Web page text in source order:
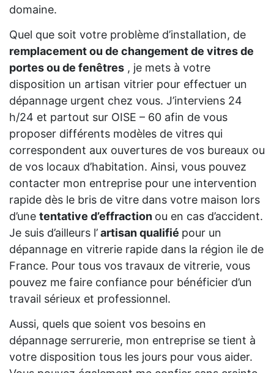
domaine.
Quel que soit votre problème d’installation, de
remplacement ou de changement de vitres de
portes ou de fenêtres , je mets à votre
disposition un artisan vitrier pour effectuer un
dépannage urgent chez vous. J’interviens 24
h/24 et partout sur OISE – 60 afin de vous
proposer différents modèles de vitres qui
correspondent aux ouvertures de vos bureaux ou
de vos locaux d’habitation. Ainsi, vous pouvez
contacter mon entreprise pour une intervention
rapide dès le bris de vitre dans votre maison lors
d’une tentative d’effraction ou en cas d’accident.
Je suis d’ailleurs l’artisan qualifié pour un
dépannage en vitrerie rapide dans la région ile de
France. Pour tous vos travaux de vitrerie, vous
pouvez me faire confiance pour bénéficier d’un
travail sérieux et professionnel.
Aussi, quels que soient vos besoins en
dépannage serrurerie, mon entreprise se tient à
votre disposition tous les jours pour vous aider.